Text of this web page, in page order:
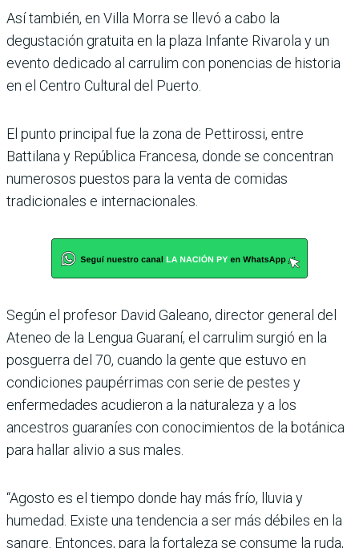
Así también, en Villa Morra se llevó a cabo la
degustación gratuita en la plaza Infante Rivarola y un
evento dedicado al carrulim con ponencias de historia
en el Centro Cultural del Puerto.
El punto principal fue la zona de Pettirossi, entre
Battilana y República Francesa, donde se concentran
numerosos puestos para la venta de comidas
tradicionales e internacionales.
Según el profesor David Galeano, director general del
Ateneo de la Lengua Guaraní, el carrulim surgió en la
posguerra del 70, cuando la gente que estuvo en
condiciones paupérrimas con serie de pestes y
enfermedades acudieron a la naturaleza y a los
ancestros guaraníes con conocimientos de la botánica
para hallar alivio a sus males.
“Agosto es el tiempo donde hay más frío, lluvia y
humedad. Existe una tendencia a ser más débiles en la
sangre. Entonces, para la fortaleza se consume la ruda,